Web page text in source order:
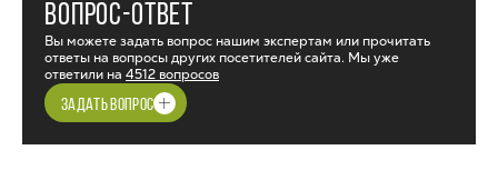
ВОПРОС-ОТВЕТ
Вы можете задать вопрос нашим экспертам или прочитать
ответы на вопросы других посетителей сайта. Мы уже
ответили на 4512 вопросов
ЗАДАТЬ ВОПРОС